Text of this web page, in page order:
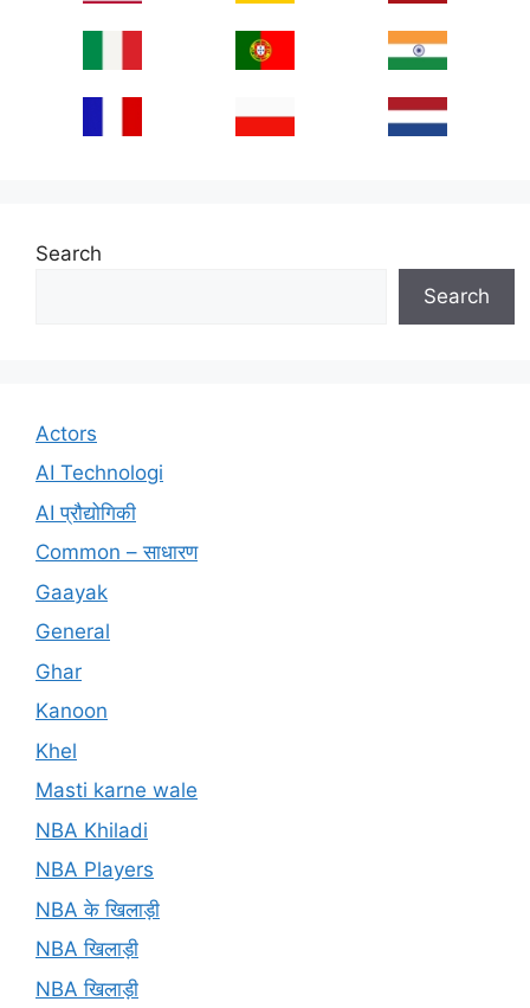
Search
Search
Actors
AI Technologi
AI प्रौद्योगिकी
Common – साधारण
Gaayak
General
Ghar
Kanoon
Khel
Masti karne wale
NBA Khiladi
NBA Players
NBA के खिलाड़ी
NBA खिलाड़ी
NBA खिलाड़ी